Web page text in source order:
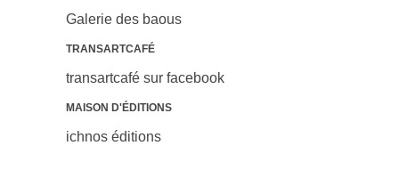
Galerie des baous
TRANSARTCAFÉ
transartcafé sur facebook
MAISON D'ÉDITIONS
ichnos éditions